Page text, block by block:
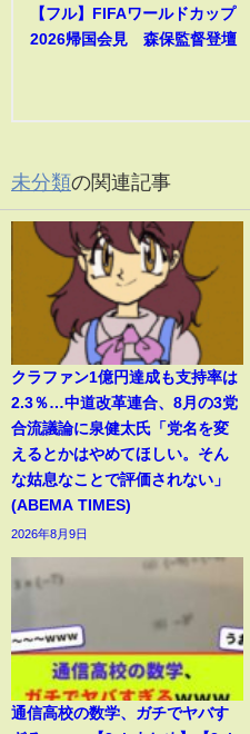
【フル】FIFAワールドカップ
2026帰国会見 森保監督登壇
未分類の関連記事
クラファン1億円達成も支持率は
2.3％…中道改革連合、8月の3党
合流議論に泉健太氏「党名を変
えるとかはやめてほしい。そん
な姑息なことで評価されない」
(ABEMA TIMES)
2026年8月9日
通信高校の数学、ガチでヤバす